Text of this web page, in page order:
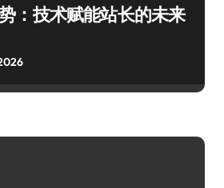
：技术赋能站长的未来